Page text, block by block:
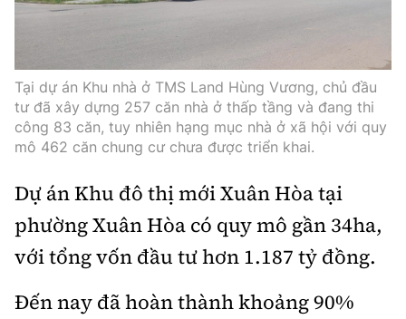
Tại dự án Khu nhà ở TMS Land Hùng Vương, chủ đầu
tư đã xây dựng 257 căn nhà ở thấp tầng và đang thi
công 83 căn, tuy nhiên hạng mục nhà ở xã hội với quy
mô 462 căn chung cư chưa được triển khai.
Dự án Khu đô thị mới Xuân Hòa tại
phường Xuân Hòa có quy mô gần 34ha,
với tổng vốn đầu tư hơn 1.187 tỷ đồng.
Đến nay đã hoàn thành khoảng 90%